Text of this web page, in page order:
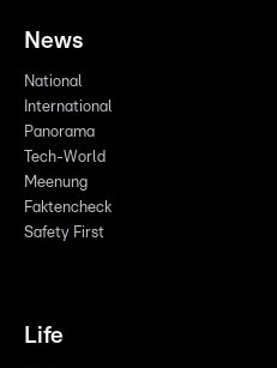
News
National
International
Panorama
Tech-World
Meenung
Faktencheck
Safety First
Life